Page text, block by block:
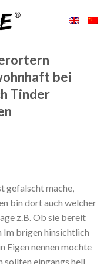
bei
Tinder
gefalscht mache,
bin dort auch welcher
z.B. Ob sie bereit
Im brigen hinsichtlich
Eigen nennen mochte
sollten eingangs hell